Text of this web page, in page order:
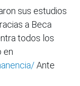
sus estudios
a Beca
todos los
en
Ante